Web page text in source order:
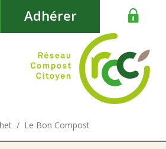
Adhérer
Le Bon Compost